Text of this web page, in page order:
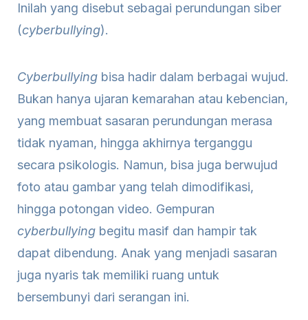
Inilah yang disebut sebagai perundungan siber
(cyberbullying).
Cyberbullying bisa hadir dalam berbagai wujud.
Bukan hanya ujaran kemarahan atau kebencian,
yang membuat sasaran perundungan merasa
tidak nyaman, hingga akhirnya terganggu
secara psikologis. Namun, bisa juga berwujud
foto atau gambar yang telah dimodifikasi,
hingga potongan video. Gempuran
cyberbullying begitu masif dan hampir tak
dapat dibendung. Anak yang menjadi sasaran
juga nyaris tak memiliki ruang untuk
bersembunyi dari serangan ini.